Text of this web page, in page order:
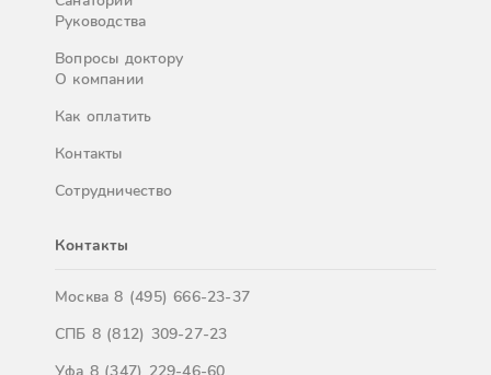
Руководства
Вопросы доктору
О компании
Как оплатить
Контакты
Сотрудничество
Контакты
Москва8 (495) 666-23-37
СПБ 8 (812) 309-27-23